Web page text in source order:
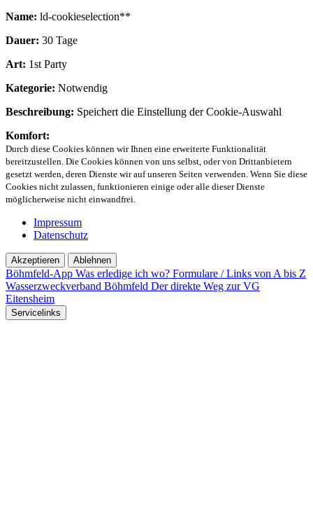
Name: ld-cookieselection**
Dauer: 30 Tage
Art: 1st Party
Kategorie: Notwendig
Beschreibung: Speichert die Einstellung der Cookie-Auswahl
Komfort:
Durch diese Cookies können wir Ihnen eine erweiterte Funktionalität
bereitzustellen. Die Cookies können von uns selbst, oder von Drittanbietern
gesetzt werden, deren Dienste wir auf unseren Seiten verwenden. Wenn Sie diese
Cookies nicht zulassen, funktionieren einige oder alle dieser Dienste
möglicherweise nicht einwandfrei.
Impressum
Datenschutz
Akzeptieren Ablehnen
Böhmfeld-App Was erledige ich wo? Formulare / Links von A bis Z
Wasserzweckverband Böhmfeld Der direkte Weg zur VG
Eitensheim
Servicelinks